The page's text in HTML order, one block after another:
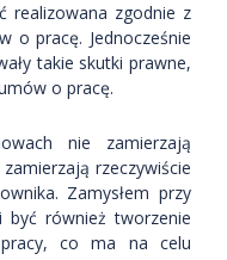
realizowana zgodnie z
o pracę. Jednocześnie
takie skutki prawne,
o pracę.
nie zamierzają
rzeczywiście
Zamysłem przy
być również tworzenie
co ma na celu